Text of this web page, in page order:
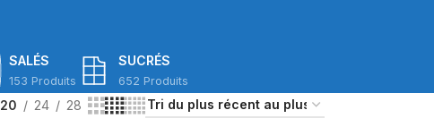
SALÉS
153 Produits
SUCRÉS
652 Produits
20 24 28